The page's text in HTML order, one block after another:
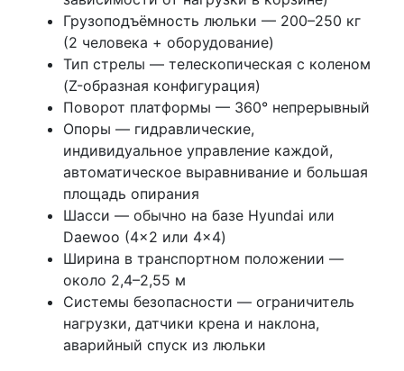
Грузоподъёмность люльки — 200–250 кг
(2 человека + оборудование)
Тип стрелы — телескопическая с коленом
(Z-образная конфигурация)
Поворот платформы — 360° непрерывный
Опоры — гидравлические,
индивидуальное управление каждой,
автоматическое выравнивание и большая
площадь опирания
Шасси — обычно на базе Hyundai или
Daewoo (4×2 или 4×4)
Ширина в транспортном положении —
около 2,4–2,55 м
Системы безопасности — ограничитель
нагрузки, датчики крена и наклона,
аварийный спуск из люльки